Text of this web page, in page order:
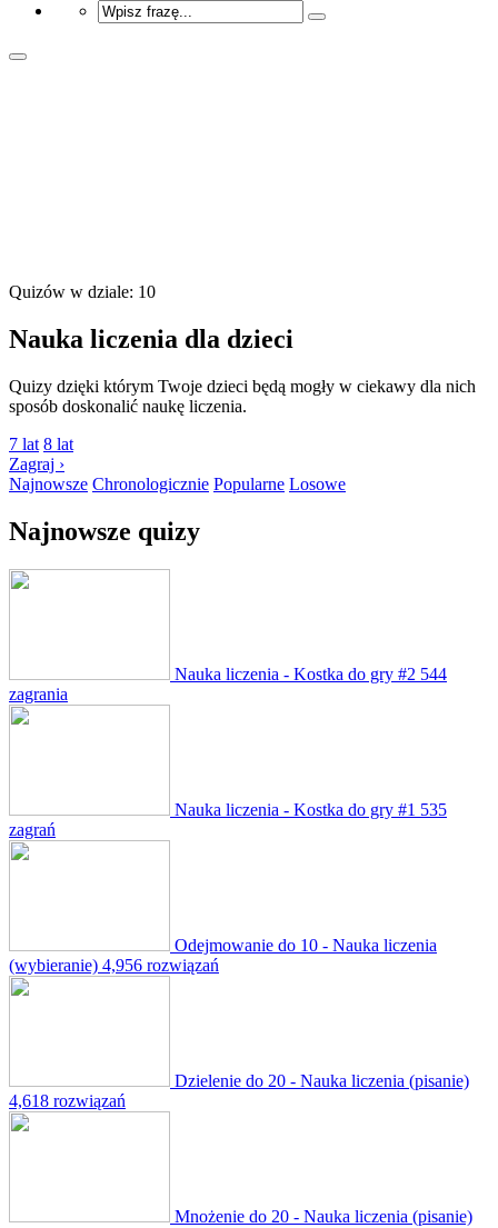
Quizów w dziale: 10
Nauka liczenia dla dzieci
Quizy dzięki którym Twoje dzieci będą mogły w ciekawy dla nich
sposób doskonalić naukę liczenia.
7 lat 8 lat
Zagraj ›
Najnowsze Chronologicznie Popularne Losowe
Najnowsze quizy
Nauka liczenia - Kostka do gry #2 544
zagrania
Nauka liczenia - Kostka do gry #1 535
zagrań
Odejmowanie do 10 - Nauka liczenia
(wybieranie) 4,956 rozwiązań
Dzielenie do 20 - Nauka liczenia (pisanie)
4,618 rozwiązań
Mnożenie do 20 - Nauka liczenia (pisanie)